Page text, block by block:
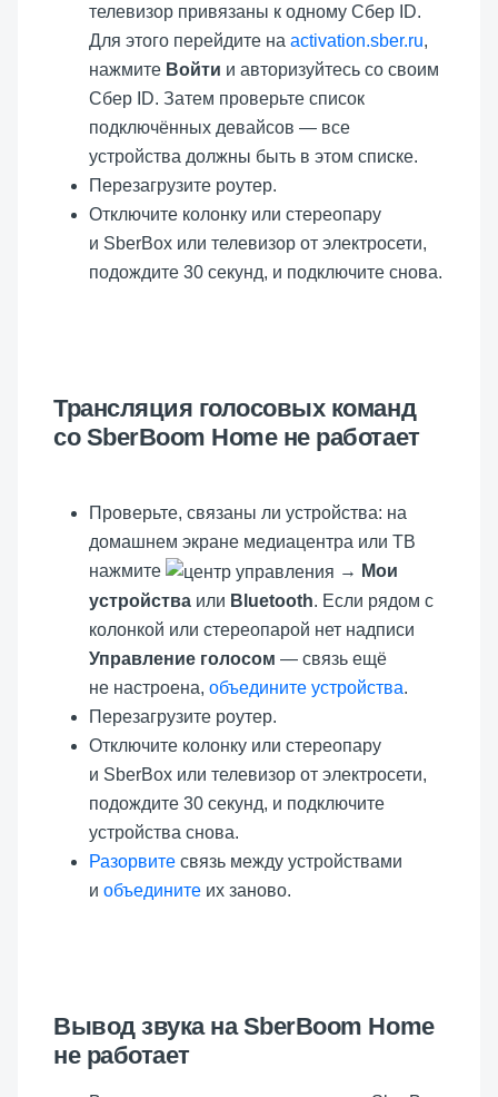
телевизор привязаны к одному Сбер ID.
Для этого перейдите на activation.sber.ru,
нажмите Войти и авторизуйтесь со своим
Сбер ID. Затем проверьте список
подключённых девайсов — все
устройства должны быть в этом списке.
Перезагрузите роутер.
Отключите колонку или стереопару
и SberBox или телевизор от электросети,
подождите 30 секунд, и подключите снова.
Трансляция голосовых команд
со SberBoom Home не работает
Проверьте, связаны ли устройства: на
домашнем экране медиацентра или ТВ
нажмите
→ Мои
устройства или Bluetooth. Если рядом с
колонкой или стереопарой нет надписи
Управление голосом — связь ещё
не настроена, объедините устройства.
Перезагрузите роутер.
Отключите колонку или стереопару
и SberBox или телевизор от электросети,
подождите 30 секунд, и подключите
устройства снова.
Разорвите связь между устройствами
и объедините их заново.
Вывод звука на SberBoom Home
не работает